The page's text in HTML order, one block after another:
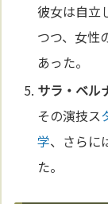
彼女は自立
つつ、女性
あった。
サラ・ベル
その演技ス
学、さらに
た。